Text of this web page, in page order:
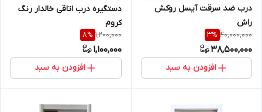
درب ضد سرقت آیسل روکش
راش
40,000,000
3%
38,500,000
افزودن به سبد
دستگیره درب اتاقی خالدار رنگ
کروم
1,200,000
8%
1,100,000
افزودن به سبد